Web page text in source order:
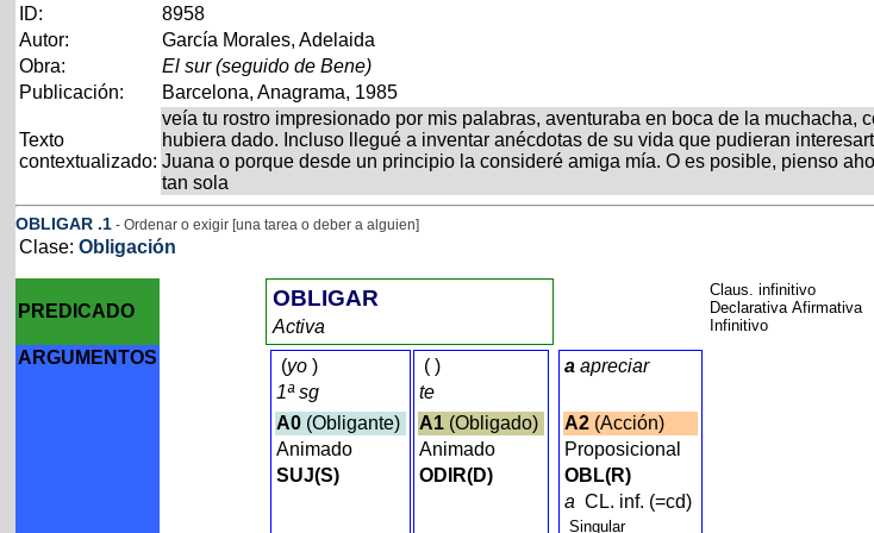
ID:
8958
Autor:
García Morales, Adelaida
Obra:
El sur (seguido de Bene)
Publicación:
Barcelona, Anagrama, 1985
Texto
contextualizado:
veía tu rostro impresionado por mis palabras, aventuraba en boca de la
hubiera dado. Incluso llegué a inventar anécdotas de su vida que pudieran
Juana o porque desde un principio la consideré amiga mía. O es posible, pienso
tan sola
OBLIGAR .1 - Ordenar o exigir [una tarea o deber a alguien]
Clase:Obligación
PREDICADO
OBLIGAR
Activa
Claus. infinitivo
Declarativa Afirmativa
Infinitivo
ARGUMENTOS (yo )
1ª sg
A0 (Obligante)
Animado
SUJ(S)
( )
te
A1 (Obligado)
Animado
ODIR(D)
a apreciar
A2 (Acción)
Proposicional
OBL(R)
aCL. inf. (=cd)
Singular